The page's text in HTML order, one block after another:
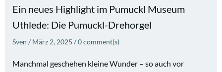
Ein neues Highlight im Pumuckl Museum
Uthlede: Die Pumuckl-Drehorgel
Sven / März 2, 2025 /0comment(s)
Manchmal geschehen kleine Wunder – so auch vor